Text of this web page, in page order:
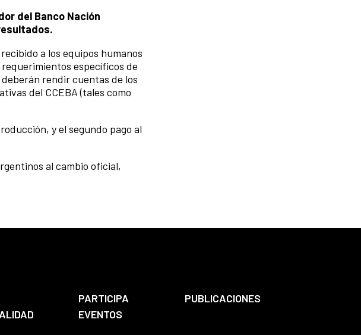
del Banco Nación
a los equipos humanos
específicos de
rendir cuentas de los
del CCEBA (tales como
y el segundo pago al
al cambio oficial,
PARTICIPA
PUBLICACIONES
EVENTOS